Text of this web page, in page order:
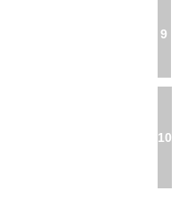
9
10